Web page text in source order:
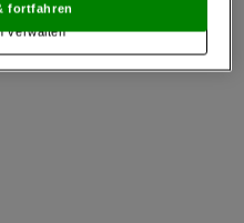
Es besteht insbesondere
US-Behörden zu Kontroll- und
keine wirksamen
verwalten
fortfahren